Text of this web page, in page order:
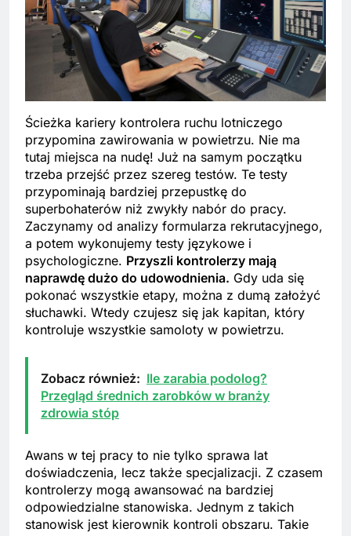
Ścieżka kariery kontrolera ruchu lotniczego
przypomina zawirowania w powietrzu. Nie ma
tutaj miejsca na nudę! Już na samym początku
trzeba przejść przez szereg testów. Te testy
przypominają bardziej przepustkę do
superbohaterów niż zwykły nabór do pracy.
Zaczynamy od analizy formularza rekrutacyjnego,
a potem wykonujemy testy językowe i
psychologiczne. Przyszli kontrolerzy mają
naprawdę dużo do udowodnienia. Gdy uda się
pokonać wszystkie etapy, można z dumą założyć
słuchawki. Wtedy czujesz się jak kapitan, który
kontroluje wszystkie samoloty w powietrzu.
Zobacz również: Ile zarabia podolog?
Przegląd średnich zarobków w branży
zdrowia stóp
Awans w tej pracy to nie tylko sprawa lat
doświadczenia, lecz także specjalizacji. Z czasem
kontrolerzy mogą awansować na bardziej
odpowiedzialne stanowiska. Jednym z takich
stanowisk jest kierownik kontroli obszaru. Takie